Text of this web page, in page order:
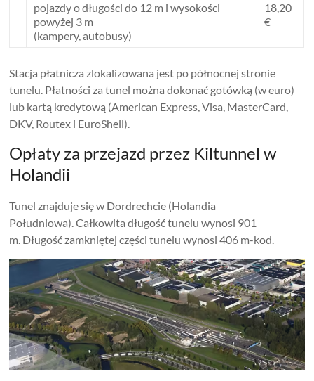
pojazdy o długości do 12 m i wysokości
powyżej 3 m
(kampery, autobusy)
18,20
€
Stacja płatnicza zlokalizowana jest po północnej stronie
tunelu. Płatności za tunel można dokonać gotówką (w euro)
lub kartą kredytową (American Express, Visa, MasterCard,
DKV, Routex i EuroShell).
Opłaty za przejazd przez Kiltunnel w
Holandii
Tunel znajduje się w Dordrechcie (Holandia
Południowa). Całkowita długość tunelu wynosi 901
m. Długość zamkniętej części tunelu wynosi 406 m-kod.